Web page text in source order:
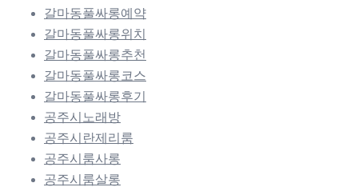
갈마동풀싸롱예약
갈마동풀싸롱위치
갈마동풀싸롱추천
갈마동풀싸롱코스
갈마동풀싸롱후기
공주시노래방
공주시란제리룸
공주시룸사롱
공주시룸살롱